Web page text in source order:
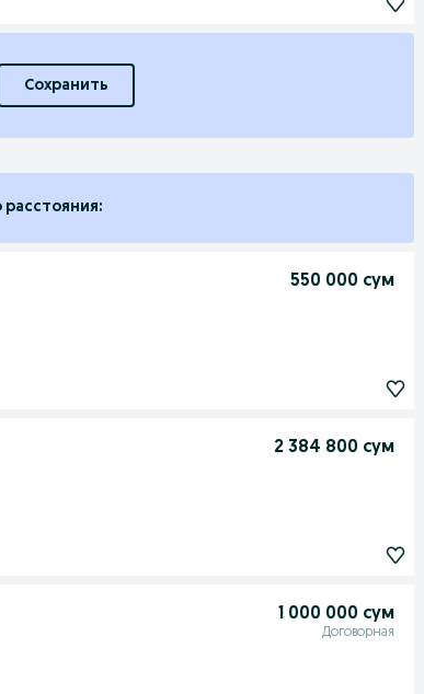
Сохранить
550 000 сум
2 384 800 сум
1 000 000 сум
Договорная